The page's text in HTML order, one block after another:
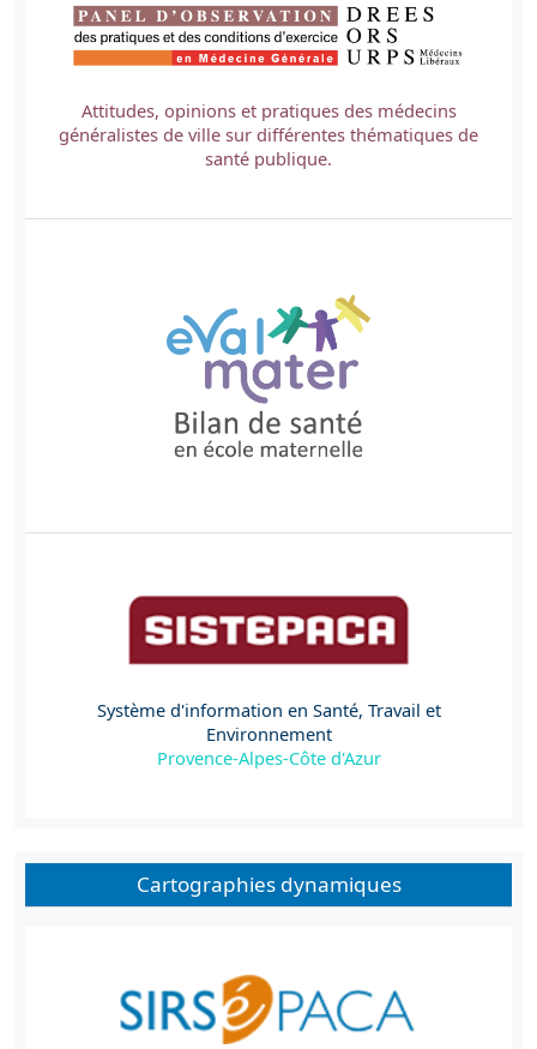
Attitudes, opinions et pratiques des médecins
généralistes de ville sur différentes thématiques de
santé publique.
Système d'information en Santé, Travail et
Environnement
Provence-Alpes-Côte d'Azur
Cartographies dynamiques